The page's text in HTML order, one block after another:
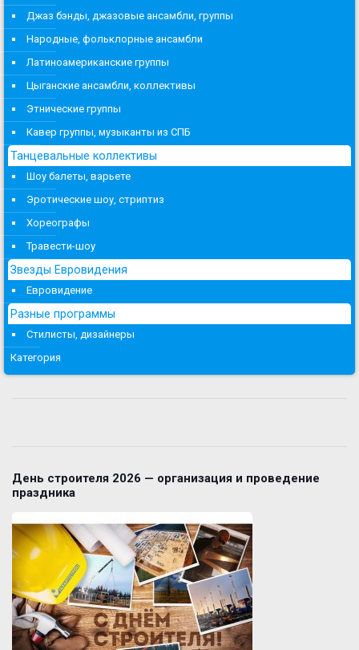
Джаз бэнды, джазовые ансамбли, группы
Народные, фольклорные ансамбли
Латиноамериканские группы
Цыганские ансамбли, коллективы
Этнические группы
Кавер группы, музыканты из СПБ
Танцевальные коллективы
Шоу балеты, варьете
Эротические шоу, стриптиз
Хореографы
Травести-шоу
Звезды Евровидения
Евровидение
Разные программы
Стилисты, дизайнеры
Категория
День строителя 2026 — организация и проведение
праздника